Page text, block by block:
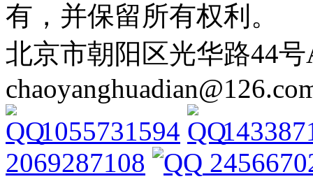
有，并保留所有权利。
北京市朝阳区光华路44号
1055731594
2069287108